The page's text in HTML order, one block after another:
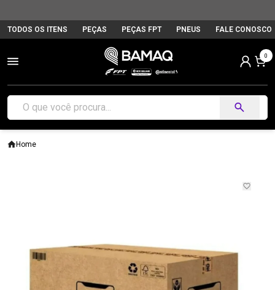
TODOS OS ITENS PEÇAS PEÇAS FPT PNEUS FALE CONOSCO
0
Home